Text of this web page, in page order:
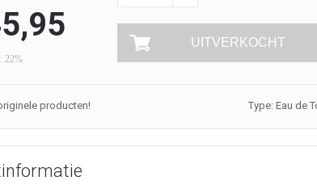
22%
UITVERKOCHT
producten! Type: Eau de